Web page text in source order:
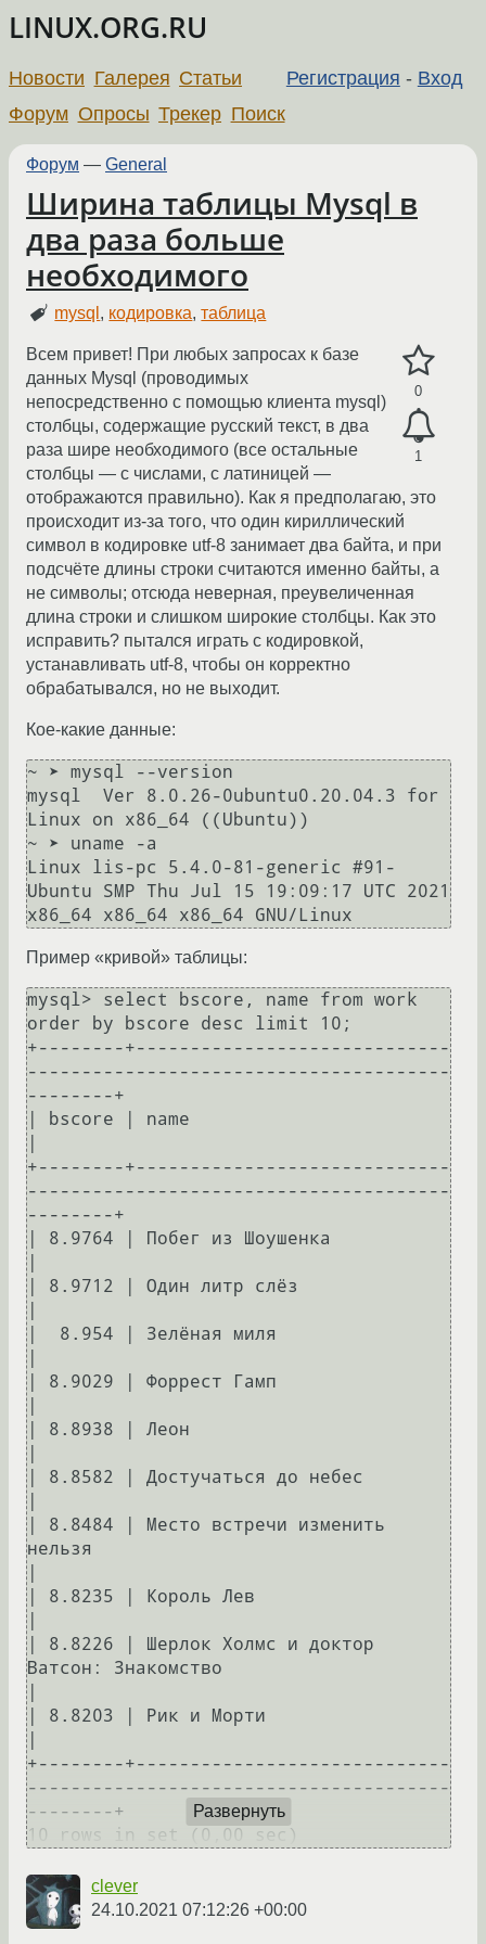
LINUX.ORG.RU
Регистрация - Вход
Новости Галерея Статьи
Форум Опросы Трекер Поиск
Форум — General
Ширина таблицы Mysql в
два раза больше
необходимого
mysql , кодировка,таблица
0
1
Всем привет! При любых запросах к базе
данных Mysql (проводимых
непосредственно с помощью клиента mysql)
столбцы, содержащие русский текст, в два
раза шире необходимого (все остальные
столбцы — с числами, с латиницей —
отображаются правильно). Как я предполагаю, это
происходит из-за того, что один кириллический
символ в кодировке utf-8 занимает два байта, и при
подсчёте длины строки считаются именно байты, а
не символы; отсюда неверная, преувеличенная
длина строки и слишком широкие столбцы. Как это
исправить? пытался играть с кодировкой,
устанавливать utf-8, чтобы он корректно
обрабатывался, но не выходит.
Кое-какие данные:
~ ➤ mysql --version
mysql  Ver 8.0.26-0ubuntu0.20.04.3 for
Linux on x86_64 ((Ubuntu))
~ ➤ uname -a
Linux lis-pc 5.4.0-81-generic #91-
Ubuntu SMP Thu Jul 15 19:09:17 UTC 2021
Пример «кривой» таблицы:
mysql> select bscore, name from work
order by bscore desc limit 10;
+--------+-----------------------------
---------------------------------------
--------+
| bscore | name
+--------+-----------------------------
---------------------------------------
--------+
| 8.9764 | Побег из Шоушенка
| 8.9712 | Один литр слёз
|  8.954 | Зелёная миля
| 8.9029 | Форрест Гамп
| 8.8938 | Леон
| 8.8582 | Достучаться до небес
| 8.8484 | Место встречи изменить
нельзя
| 8.8235 | Король Лев
| 8.8226 | Шерлок Холмс и доктор
Ватсон: Знакомство
| 8.8203 | Рик и Морти
+--------+-----------------------------
---------------------------------------
--------+
Развернуть
clever
24.10.2021 07:12:26 +00:00